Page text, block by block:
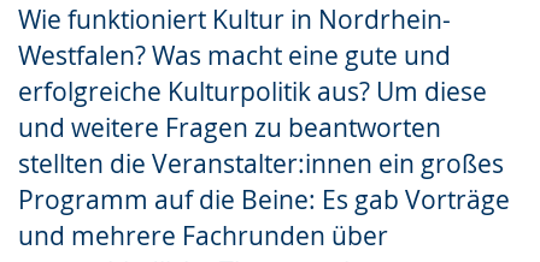
Wie funktioniert Kultur in Nordrhein-
Westfalen? Was macht eine gute und
erfolgreiche Kulturpolitik aus? Um diese
und weitere Fragen zu beantworten
stellten die Veranstalter:innen ein großes
Programm auf die Beine: Es gab Vorträge
und mehrere Fachrunden über
wird
angezeigt.